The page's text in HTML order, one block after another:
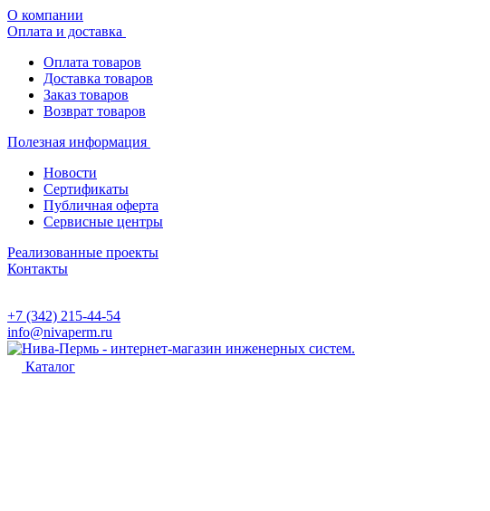
О компании
Оплата и доставка
Оплата товаров
Доставка товаров
Заказ товаров
Возврат товаров
Полезная информация
Новости
Сертификаты
Публичная оферта
Сервисные центры
Реализованные проекты
Контакты
+7 (342) 215-44-54
info@nivaperm.ru
Каталог